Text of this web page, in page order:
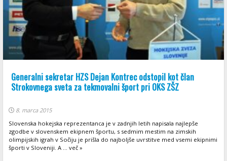
Generalni sekretar HZS Dejan Kontrec odstopil kot član
Strokovnega sveta za tekmovalni šport pri OKS ZŠZ
8. marca 2015
Slovenska hokejska reprezentanca je v zadnjih letih napisala najlepše
zgodbe v slovenskem ekipnem športu, s sedmim mestim na zimskih
olimpijskih igrah v Sočiju je prišla do najboljše uvrstitve med vsemi ekipnimi
športi v Sloveniji. A ... več »